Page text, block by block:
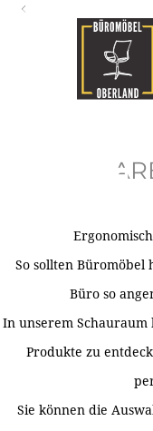
So sollten Büromöbel
Büro so
In unserem
Produkte zu
Sie können die